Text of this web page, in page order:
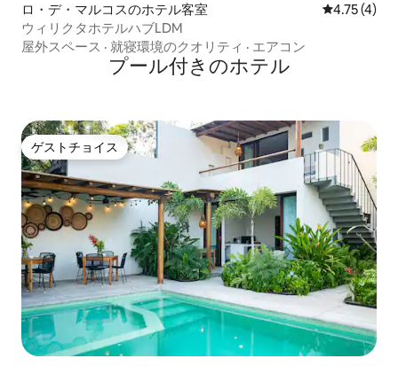
ロ・デ・マルコスのホテル客室 レビュー4
4.75 (4)
ウィリクタホテルハブLDM
屋外スペース · 就寝環境のクオリティ · エアコン
プール付きのホ⁠テ⁠ル
ゲストチョイス
ゲストチョイス